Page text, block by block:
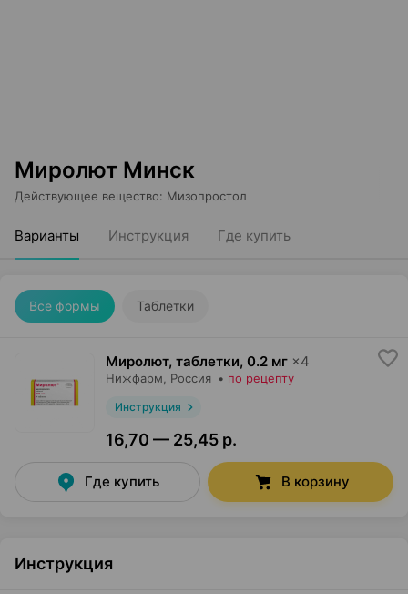
Миролют Минск
Действующее вещество: Мизопростол
Варианты Инструкция Где купить
Все формы Таблетки
Миролют, таблетки, 0.2 мг ×4
Нижфарм , Россия • по рецепту
Инструкция
16,70 — 25,45 р.
Где купить В корзину
Инструкция